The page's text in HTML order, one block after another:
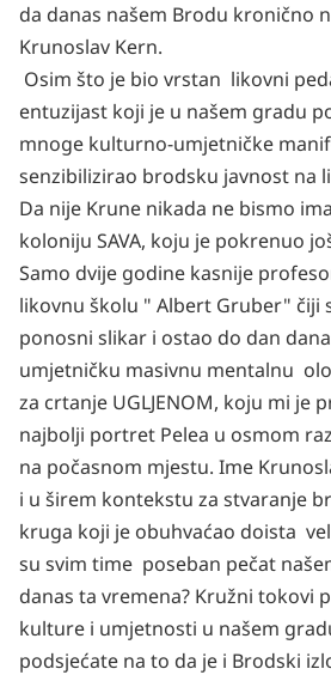
da danas našem Brodu kronično
Krunoslav Kern.
Osim što je bio vrstan likovni
entuzijast koji je u našem gradu
mnoge kulturno-umjetničke
senzibilizirao brodsku javnost na
Da nije Krune nikada ne bismo
koloniju SAVA, koju je pokrenuo
Samo dvije godine kasnije
likovnu školu " Albert Gruber" čiji
ponosni slikar i ostao do dan
umjetničku masivnu mentalnu
za crtanje UGLJENOM, koju mi je
najbolji portret Pelea u osmom
na počasnom mjestu. Ime
i u širem kontekstu za stvaranje
kruga koji je obuhvaćao doista
su svim time poseban pečat
danas ta vremena? Kružni tokovi
kulture i umjetnosti u našem
podsjećate na to da je i Brodski